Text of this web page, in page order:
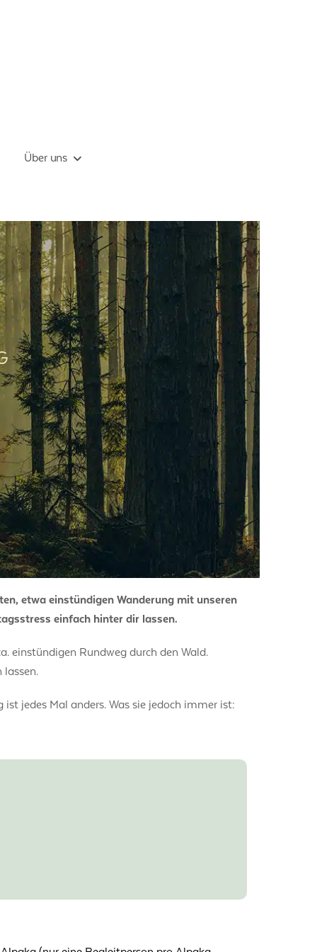
Über uns
etwa einstündigen Wanderung mit unseren
einfach hinter dir lassen.
einstündigen Rundweg durch den Wald.
jedes Mal anders. Was sie jedoch immer ist: